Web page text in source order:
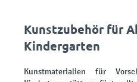
Kunstzubehör für
Kindergarten
Kunstmaterialien für